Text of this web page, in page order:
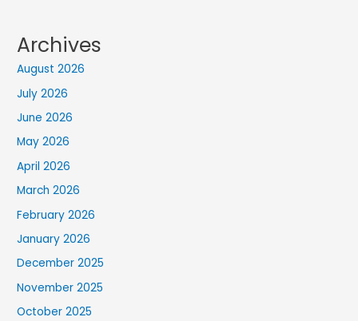
Archives
August 2026
July 2026
June 2026
May 2026
April 2026
March 2026
February 2026
January 2026
December 2025
November 2025
October 2025